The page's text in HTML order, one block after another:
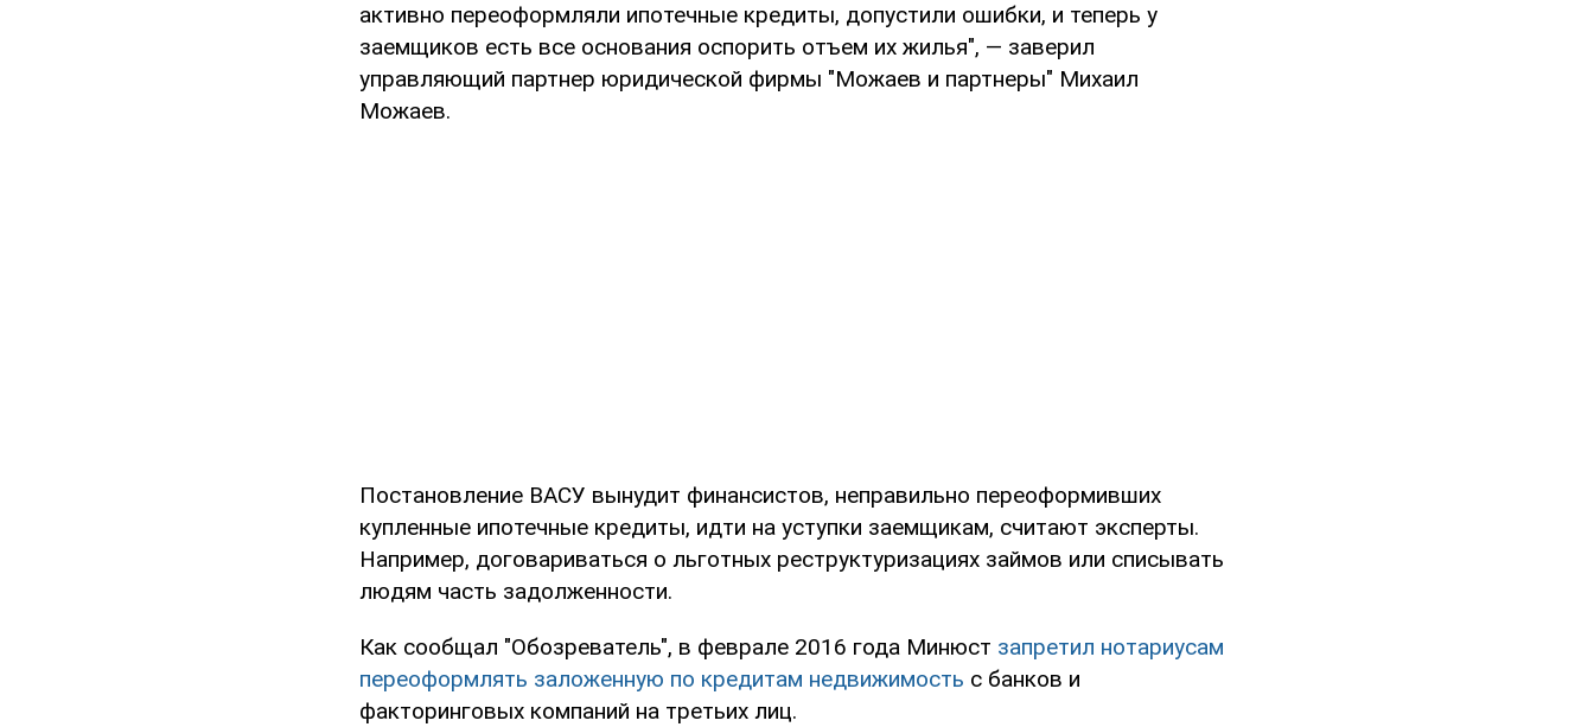
активно переоформляли ипотечные кредиты, допустили ошибки, и теперь у
заемщиков есть все основания оспорить отъем их жилья", — заверил
управляющий партнер юридической фирмы "Можаев и партнеры" Михаил
Можаев.
Постановление ВАСУ вынудит финансистов, неправильно переоформивших
купленные ипотечные кредиты, идти на уступки заемщикам, считают эксперты.
Например, договариваться о льготных реструктуризациях займов или списывать
людям часть задолженности.
Как сообщал "Обозреватель", в феврале 2016 года Минюст запретил нотариусам
переоформлять заложенную по кредитам недвижимость с банков и
факторинговых компаний на третьих лиц.